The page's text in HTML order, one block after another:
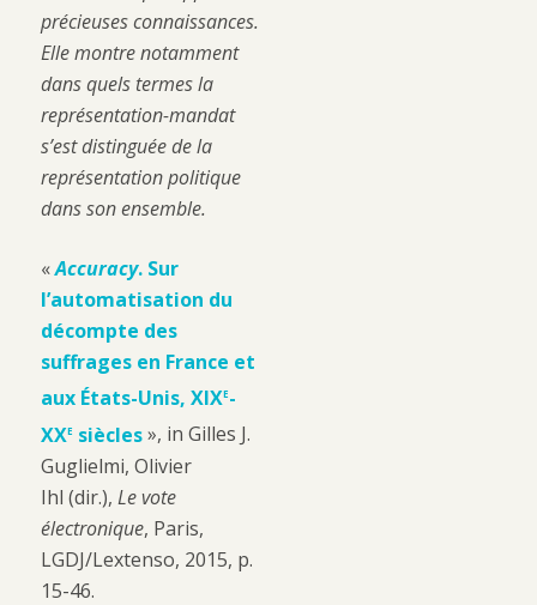
précieuses connaissances.
Elle montre notamment
dans quels termes la
représentation-mandat
s’est distinguée de la
représentation politique
dans son ensemble.
«Accuracy. Sur
l’automatisation du
décompte des
suffrages en France et
aux États-Unis, XIXe-
XXe siècles», in Gilles J.
Guglielmi, Olivier
Ihl (dir.), Le vote
électronique, Paris,
LGDJ/Lextenso, 2015, p.
15-46.